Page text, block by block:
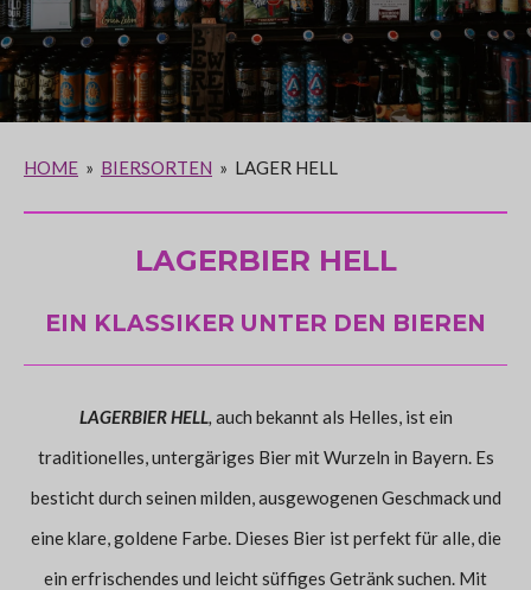
HOME » BIERSORTEN » LAGER HELL
LAGERBIER HELL
EIN KLASSIKER UNTER DEN BIEREN
LAGERBIER HELL auch bekannt als Helles, ist ein
traditionelles, untergäriges Bier mit Wurzeln in Bayern. Es
besticht durch seinen milden, ausgewogenen Geschmack und
eine klare, goldene Farbe. Dieses Bier ist perfekt für alle, die
ein erfrischendes und leicht süffiges Getränk suchen. Mit